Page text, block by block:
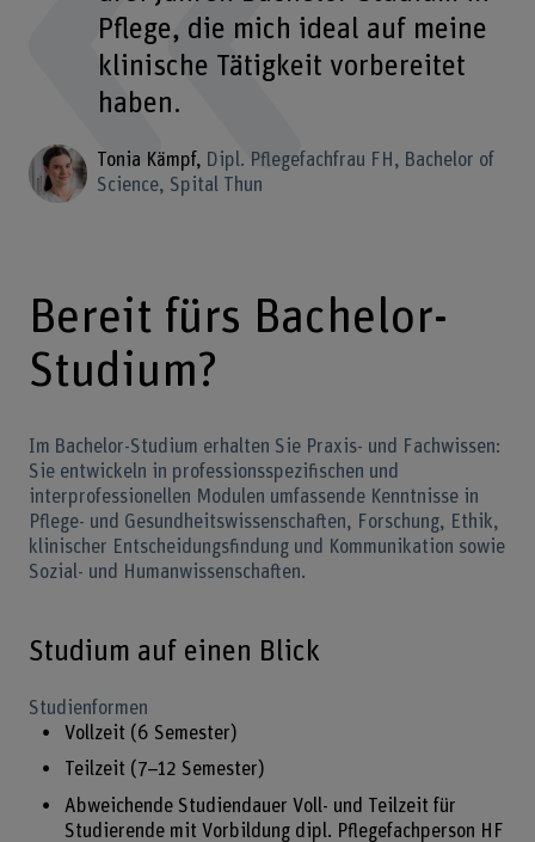
Pflege, die mich ideal auf meine
klinische Tätigkeit vorbereitet
haben.
Tonia Kämpf
Dipl. Pflegefachfrau FH, Bachelor of
Science, Spital Thun
Bereit fürs Bachelor-
Studium?
Im Bachelor-Studium erhalten Sie Praxis- und Fachwissen:
Sie entwickeln in professionsspezifischen und
interprofessionellen Modulen umfassende Kenntnisse in
Pflege- und Gesundheitswissenschaften, Forschung, Ethik,
klinischer Entscheidungsfindung und Kommunikation sowie
Sozial- und Humanwissenschaften.
Studium auf einen Blick
Studienformen
Vollzeit (6 Semester)
Teilzeit (7–12 Semester)
Abweichende Studiendauer Voll- und Teilzeit für
Studierende mit Vorbildung dipl. Pflegefachperson HF